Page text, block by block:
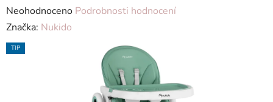
Průměrné
hodnocení
produktu
Neohodnoceno Podrobnosti hodnocení
Značka: Nukido
TIP